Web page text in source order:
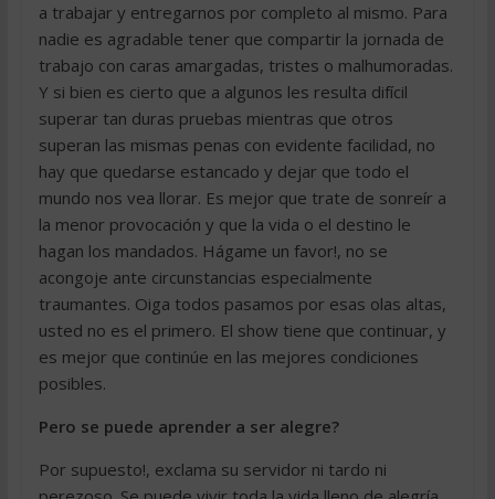
a trabajar y entregarnos por completo al mismo. Para
nadie es agradable tener que compartir la jornada de
trabajo con caras amargadas, tristes o malhumoradas.
Y si bien es cierto que a algunos les resulta difícil
superar tan duras pruebas mientras que otros
superan las mismas penas con evidente facilidad, no
hay que quedarse estancado y dejar que todo el
mundo nos vea llorar. Es mejor que trate de sonreír a
la menor provocación y que la vida o el destino le
hagan los mandados. Hágame un favor!, no se
acongoje ante circunstancias especialmente
traumantes. Oiga todos pasamos por esas olas altas,
usted no es el primero. El show tiene que continuar, y
es mejor que continúe en las mejores condiciones
posibles.
Pero se puede aprender a ser alegre?
Por supuesto!, exclama su servidor ni tardo ni